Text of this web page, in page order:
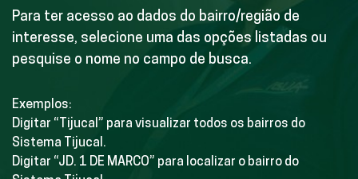
Para ter acesso ao dados do bairro/região de
interesse, selecione uma das opções listadas ou
pesquise o nome no campo de busca.
Exemplos:
Digitar “Tijucal” para visualizar todos os bairros do
Sistema Tijucal.
Digitar “JD. 1 DE MARCO” para localizar o bairro do